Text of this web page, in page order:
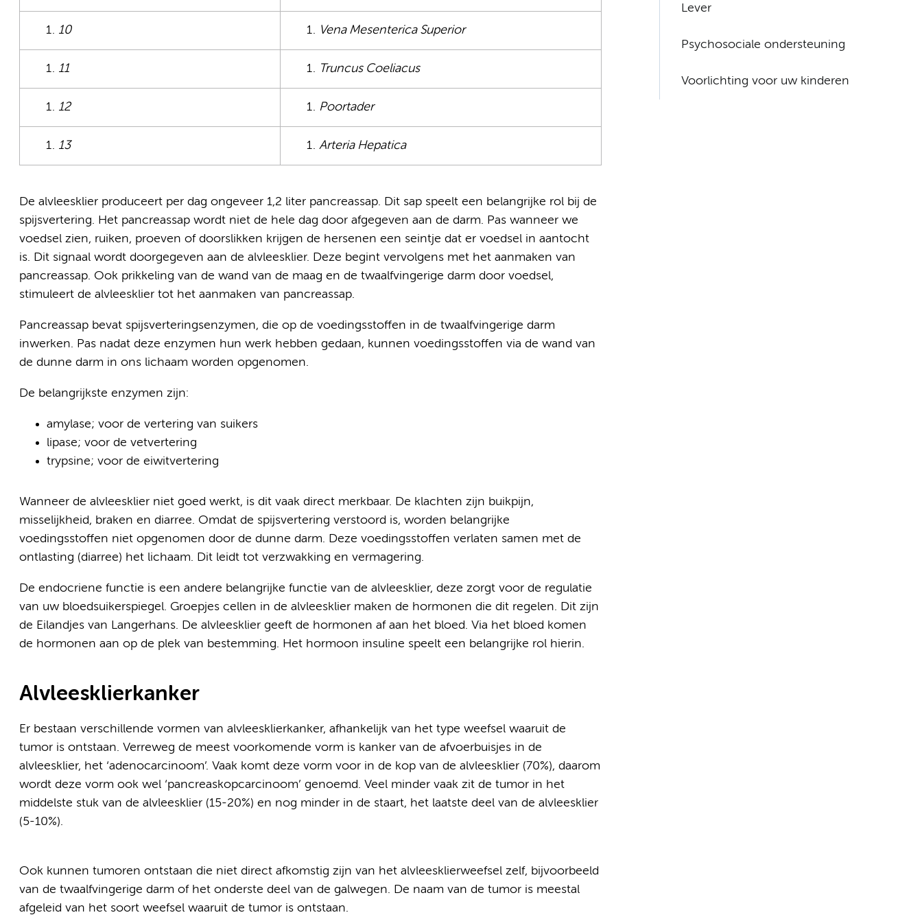
10 Vena Mesenterica Superior
11 Truncus Coeliacus
12 Poortader
13 Arteria Hepatica
De alvleesklier produceert per dag ongeveer 1,2 liter pancreassap. Dit sap speelt een belangrijke rol bij de
spijsvertering. Het pancreassap wordt niet de hele dag door afgegeven aan de darm. Pas wanneer we
voedsel zien, ruiken, proeven of doorslikken krijgen de hersenen een seintje dat er voedsel in aantocht
is. Dit signaal wordt doorgegeven aan de alvleesklier. Deze begint vervolgens met het aanmaken van
pancreassap. Ook prikkeling van de wand van de maag en de twaalfvingerige darm door voedsel,
stimuleert de alvleesklier tot het aanmaken van pancreassap.
Pancreassap bevat spijsverteringsenzymen, die op de voedingsstoffen in de twaalfvingerige darm
inwerken. Pas nadat deze enzymen hun werk hebben gedaan, kunnen voedingsstoffen via de wand van
de dunne darm in ons lichaam worden opgenomen.
De belangrijkste enzymen zijn:
amylase; voor de vertering van suikers
lipase; voor de vetvertering
trypsine; voor de eiwitvertering
Wanneer de alvleesklier niet goed werkt, is dit vaak direct merkbaar. De klachten zijn buikpijn,
misselijkheid, braken en diarree. Omdat de spijsvertering verstoord is, worden belangrijke
voedingsstoffen niet opgenomen door de dunne darm. Deze voedingsstoffen verlaten samen met de
ontlasting (diarree) het lichaam. Dit leidt tot verzwakking en vermagering.
De endocriene functie is een andere belangrijke functie van de alvleesklier, deze zorgt voor de regulatie
van uw bloedsuikerspiegel. Groepjes cellen in de alvleesklier maken de hormonen die dit regelen. Dit zijn
de Eilandjes van Langerhans. De alvleesklier geeft de hormonen af aan het bloed. Via het bloed komen
de hormonen aan op de plek van bestemming. Het hormoon insuline speelt een belangrijke rol hierin.
Alvleesklierkanker
Er bestaan verschillende vormen van alvleesklierkanker, afhankelijk van het type weefsel waaruit de
tumor is ontstaan. Verreweg de meest voorkomende vorm is kanker van de afvoerbuisjes in de
alvleesklier, het ‘adenocarcinoom’. Vaak komt deze vorm voor in de kop van de alvleesklier (70%), daarom
wordt deze vorm ook wel ‘pancreaskopcarcinoom’ genoemd. Veel minder vaak zit de tumor in het
middelste stuk van de alvleesklier (15-20%) en nog minder in de staart, het laatste deel van de alvleesklier
(5-10%).
Ook kunnen tumoren ontstaan die niet direct afkomstig zijn van het alvleesklierweefsel zelf, bijvoorbeeld
van de twaalfvingerige darm of het onderste deel van de galwegen. De naam van de tumor is meestal
afgeleid van het soort weefsel waaruit de tumor is ontstaan.
Lever
Psychosociale ondersteuning
Voorlichting voor uw kinderen